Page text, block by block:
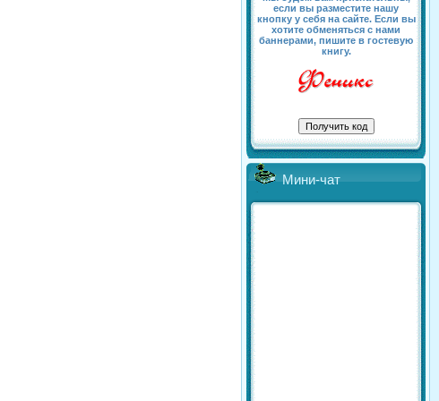
если вы разместите нашу
кнопку у себя на сайте. Если вы
хотите обменяться с нами
баннерами, пишите в гостевую
книгу.
Мини-чат